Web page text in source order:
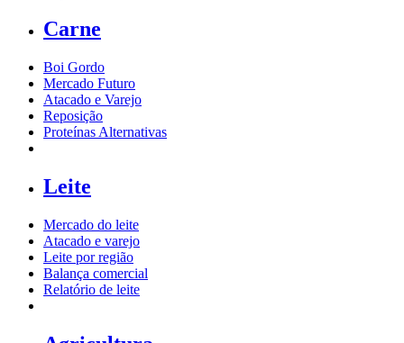
Carne
Boi Gordo
Mercado Futuro
Atacado e Varejo
Reposição
Proteínas Alternativas
Leite
Mercado do leite
Atacado e varejo
Leite por região
Balança comercial
Relatório de leite